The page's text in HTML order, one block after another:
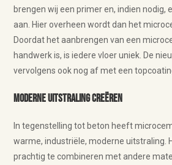
brengen wij een primer en, indien nodig,
aan. Hier overheen wordt dan het
Doordat het aanbrengen van een
handwerk is, is iedere vloer uniek. De
vervolgens ook nog af met een
Moderne uitstraling creëren
In tegenstelling tot beton heeft
warme, industriële, moderne uitstraling.
prachtig te combineren met andere